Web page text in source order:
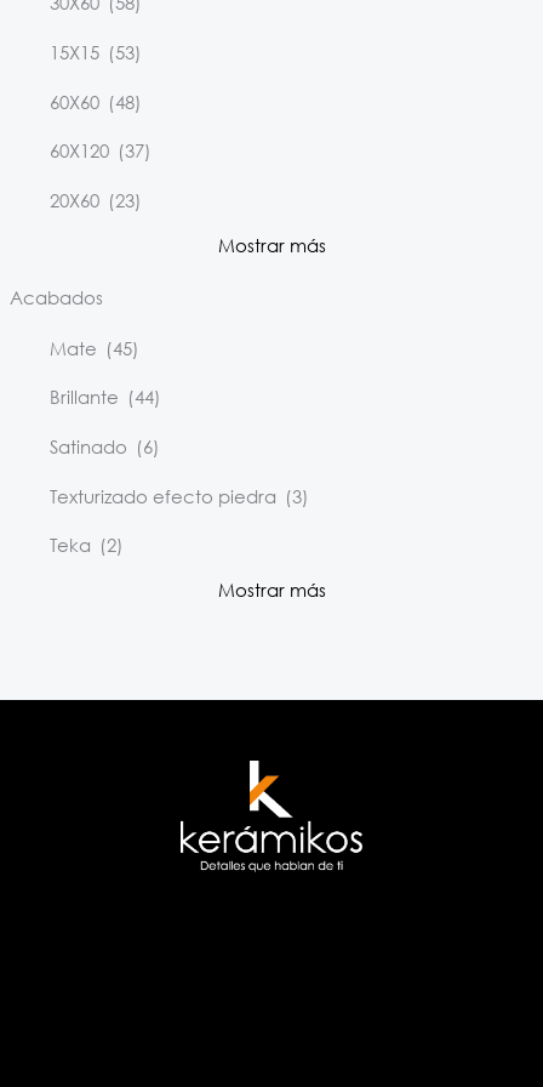
15X15 (53)
60X60 (48)
60X120 (37)
20X60 (23)
Mostrar más
Acabados
Mate (45)
Brillante (44)
Satinado (6)
Texturizado efecto piedra (3)
Teka (2)
Mostrar más